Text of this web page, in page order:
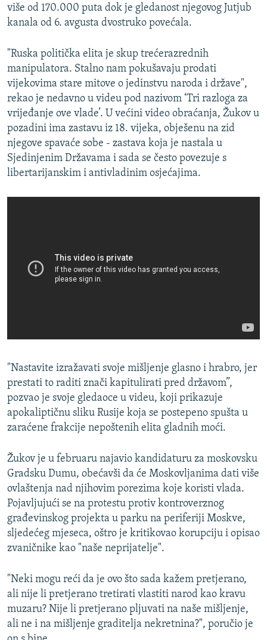
više od 170.000 puta dok je gledanost njegovog Jutjub
kanala od 6. avgusta dvostruko povećala.
"Ruska politička elita je skup trećerazrednih
manipulatora. Stalno nam pokušavaju prodati
vijekovima stare mitove o jedinstvu naroda i države",
rekao je nedavno u videu pod nazivom ‘Tri razloga za
vrijeđanje ove vlade’. U većini video obraćanja, Žukov u
pozadini ima zastavu iz 18. vijeka, obješenu na zid
njegove spavaće sobe - zastava koja je nastala u
Sjedinjenim Državama i sada se često povezuje s
libertarijanskim i antivladinim osjećajima.
"Nastavite izražavati svoje mišljenje glasno i hrabro, jer
prestati to raditi znači kapitulirati pred državom”,
pozvao je svoje gledaoce u videu, koji prikazuje
apokaliptičnu sliku Rusije koja se postepeno spušta u
zaraćene frakcije nepoštenih elita gladnih moći.
Žukov je u februaru najavio kandidaturu za moskovsku
Gradsku Dumu, obećavši da će Moskovljanima dati više
ovlaštenja nad njihovim porezima koje koristi vlada.
Pojavljujući se na protestu protiv kontroverznog
građevinskog projekta u parku na periferiji Moskve,
sljedećeg mjeseca, oštro je kritikovao korupciju i opisao
zvaničnike kao "naše neprijatelje".
"Neki mogu reći da je ovo što sada kažem pretjerano,
ali nije li pretjerano tretirati vlastiti narod kao kravu
muzaru? Nije li pretjerano pljuvati na naše mišljenje,
ali ne i na mišljenje graditelja nekretnina?", poručio je